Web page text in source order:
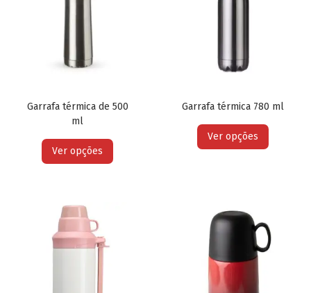
Garrafa térmica de 500
ml
Ver opções
Garrafa térmica 780 ml
Ver opções